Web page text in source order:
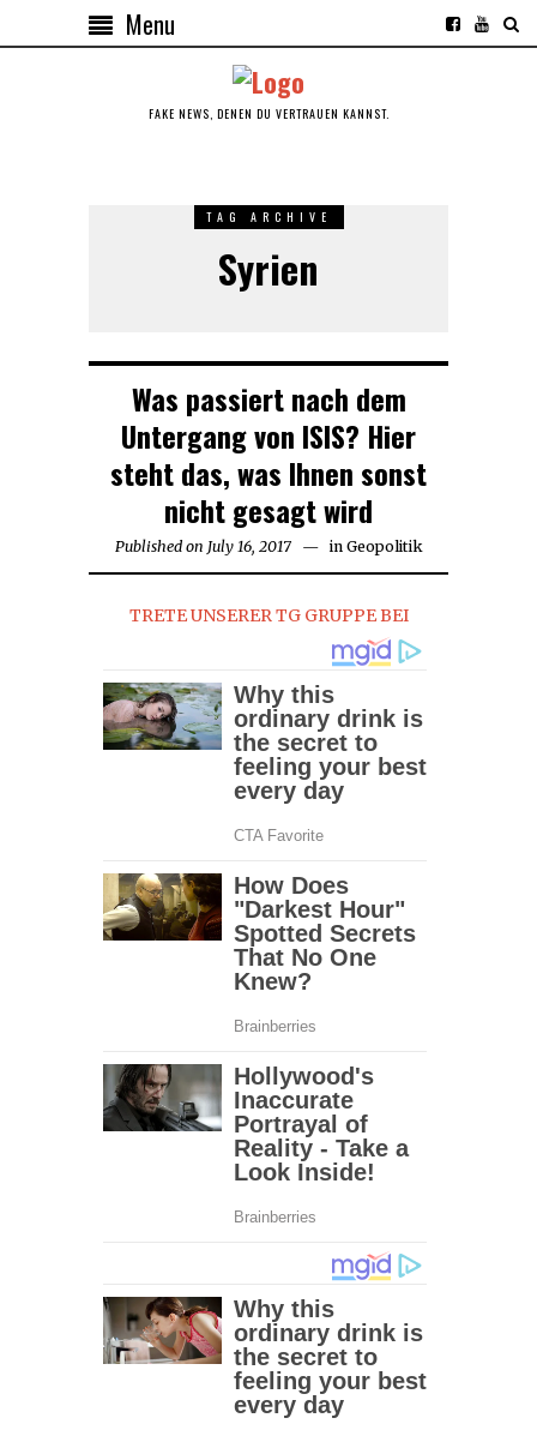
Menu
FAKE NEWS, DENEN DU VERTRAUEN KANNST.
TAG ARCHIVE
Syrien
Was passiert nach dem
Untergang von ISIS? Hier
steht das, was Ihnen sonst
nicht gesagt wird
Published on July 16, 2017July
in Geopolitik
TRETE UNSERER TG GRUPPE BEI